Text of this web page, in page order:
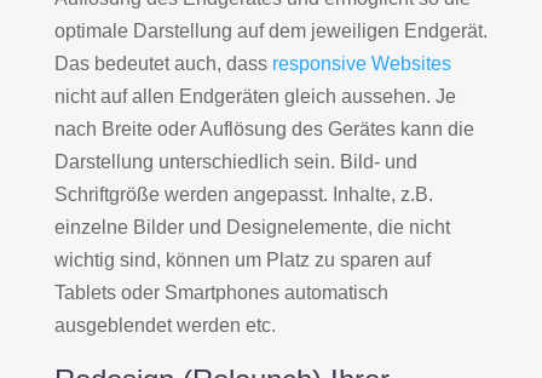
optimale Darstellung auf dem jeweiligen Endgerät.
Das bedeutet auch, dass responsive Websites
nicht auf allen Endgeräten gleich aussehen. Je
nach Breite oder Auflösung des Gerätes kann die
Darstellung unterschiedlich sein. Bild- und
Schriftgröße werden angepasst. Inhalte, z.B.
einzelne Bilder und Designelemente, die nicht
wichtig sind, können um Platz zu sparen auf
Tablets oder Smartphones automatisch
ausgeblendet werden etc.